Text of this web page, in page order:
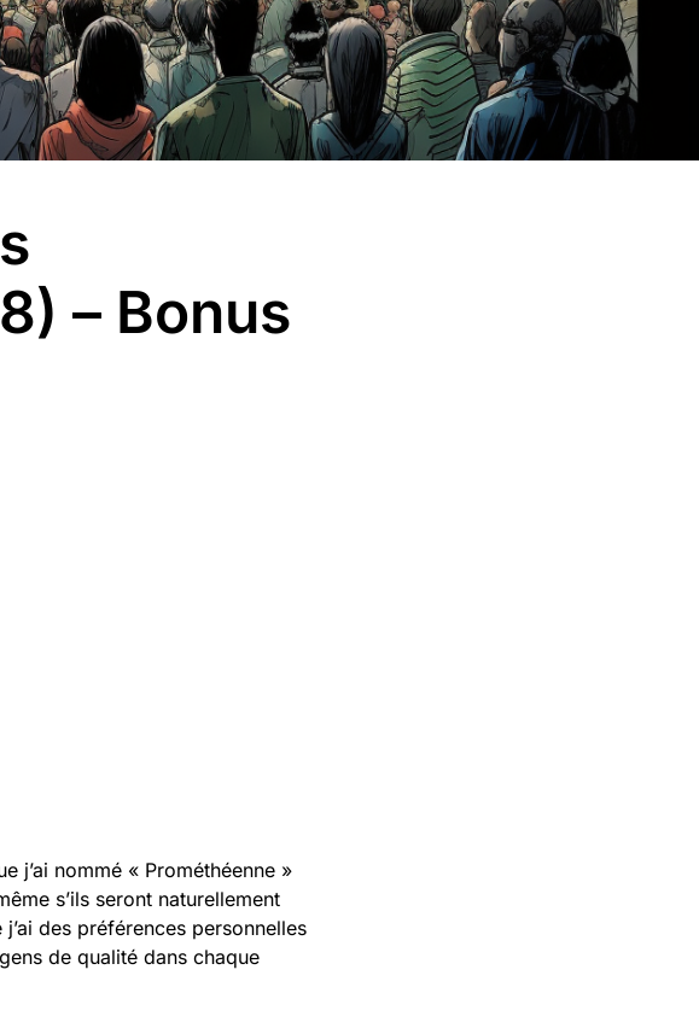
– Bonus
j’ai nommé « Prométhéenne »
s’ils seront naturellement
des préférences personnelles
de qualité dans chaque